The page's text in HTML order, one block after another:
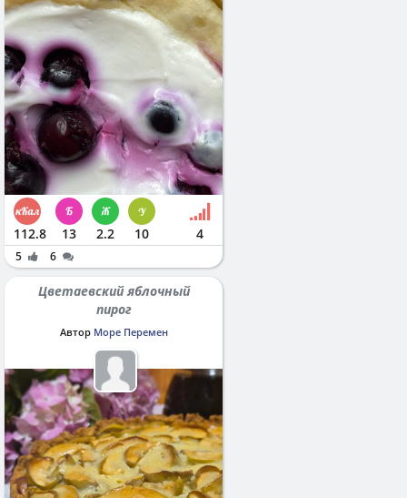
112.8 13 2.2 10 4
5 6
Цветаевский яблочный
пирог
Автор Море Перемен